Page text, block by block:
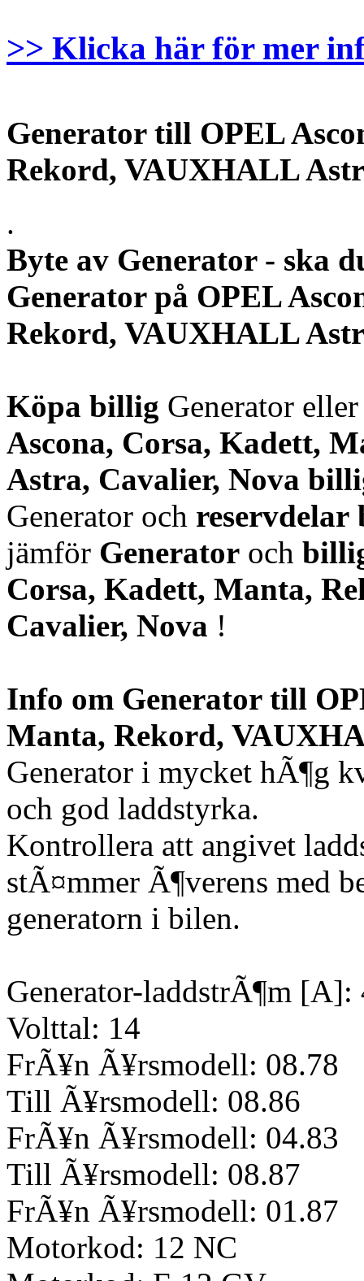
>> Klicka här för mer
Generator till OPEL
Rekord, VAUXHALL
.
Byte av Generator - ska
Generator på OPEL
Rekord, VAUXHALL
Köpa billig Generator
Ascona, Corsa, Kadett,
Astra, Cavalier, Nova
Generator och reservdelar
jämför Generator och
Corsa, Kadett, Manta,
Cavalier, Nova !
Info om Generator till
Manta, Rekord,
Generator i mycket hÃ¶g
och god laddstyrka.
Kontrollera att angivet
stÃ¤mmer Ã¶verens med
generatorn i bilen.
Generator-laddstrÃ¶m [A]:
Volttal: 14
FrÃ¥n Ã¥rsmodell: 08.78
Till Ã¥rsmodell: 08.86
FrÃ¥n Ã¥rsmodell: 04.83
Till Ã¥rsmodell: 08.87
FrÃ¥n Ã¥rsmodell: 01.87
Motorkod: 12 NC